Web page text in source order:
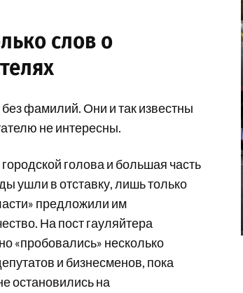
слов о
фамилий. Они и так известны
не интересны.
голова и большая часть
ушли в отставку, лишь только
предложили им
На пост гауляйтера
«пробовались» несколько
и бизнесменов, пока
остановились на